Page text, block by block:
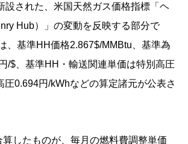
設された、米国天然ガス価格指標「ヘ
Hub）」の変動を反映する部分で
、基準HH価格2.867$/MMBtu、基準為
/$、基準HH・輸送関連単価は特別高圧
圧0.694円/kWhなどの算定諸元が公表さ
算したものが、毎月の燃料費調整単価